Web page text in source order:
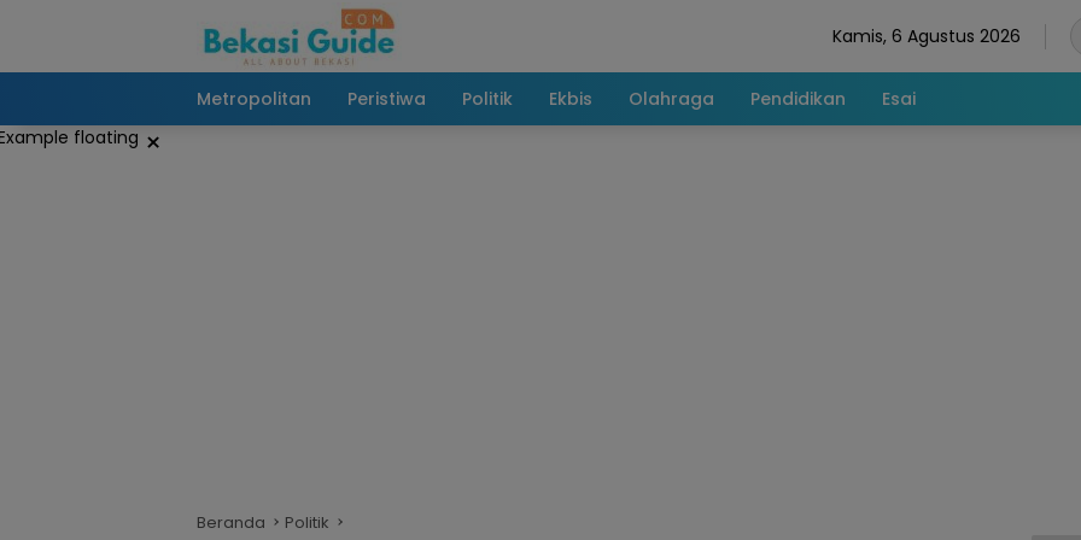
Kamis, 6 Agustus 2026
Metropolitan Peristiwa Politik Ekbis Olahraga Pendidikan Esai
×
Beranda Politik